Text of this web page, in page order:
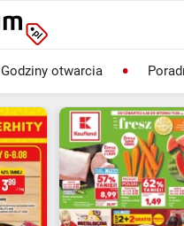
Godziny otwarcia